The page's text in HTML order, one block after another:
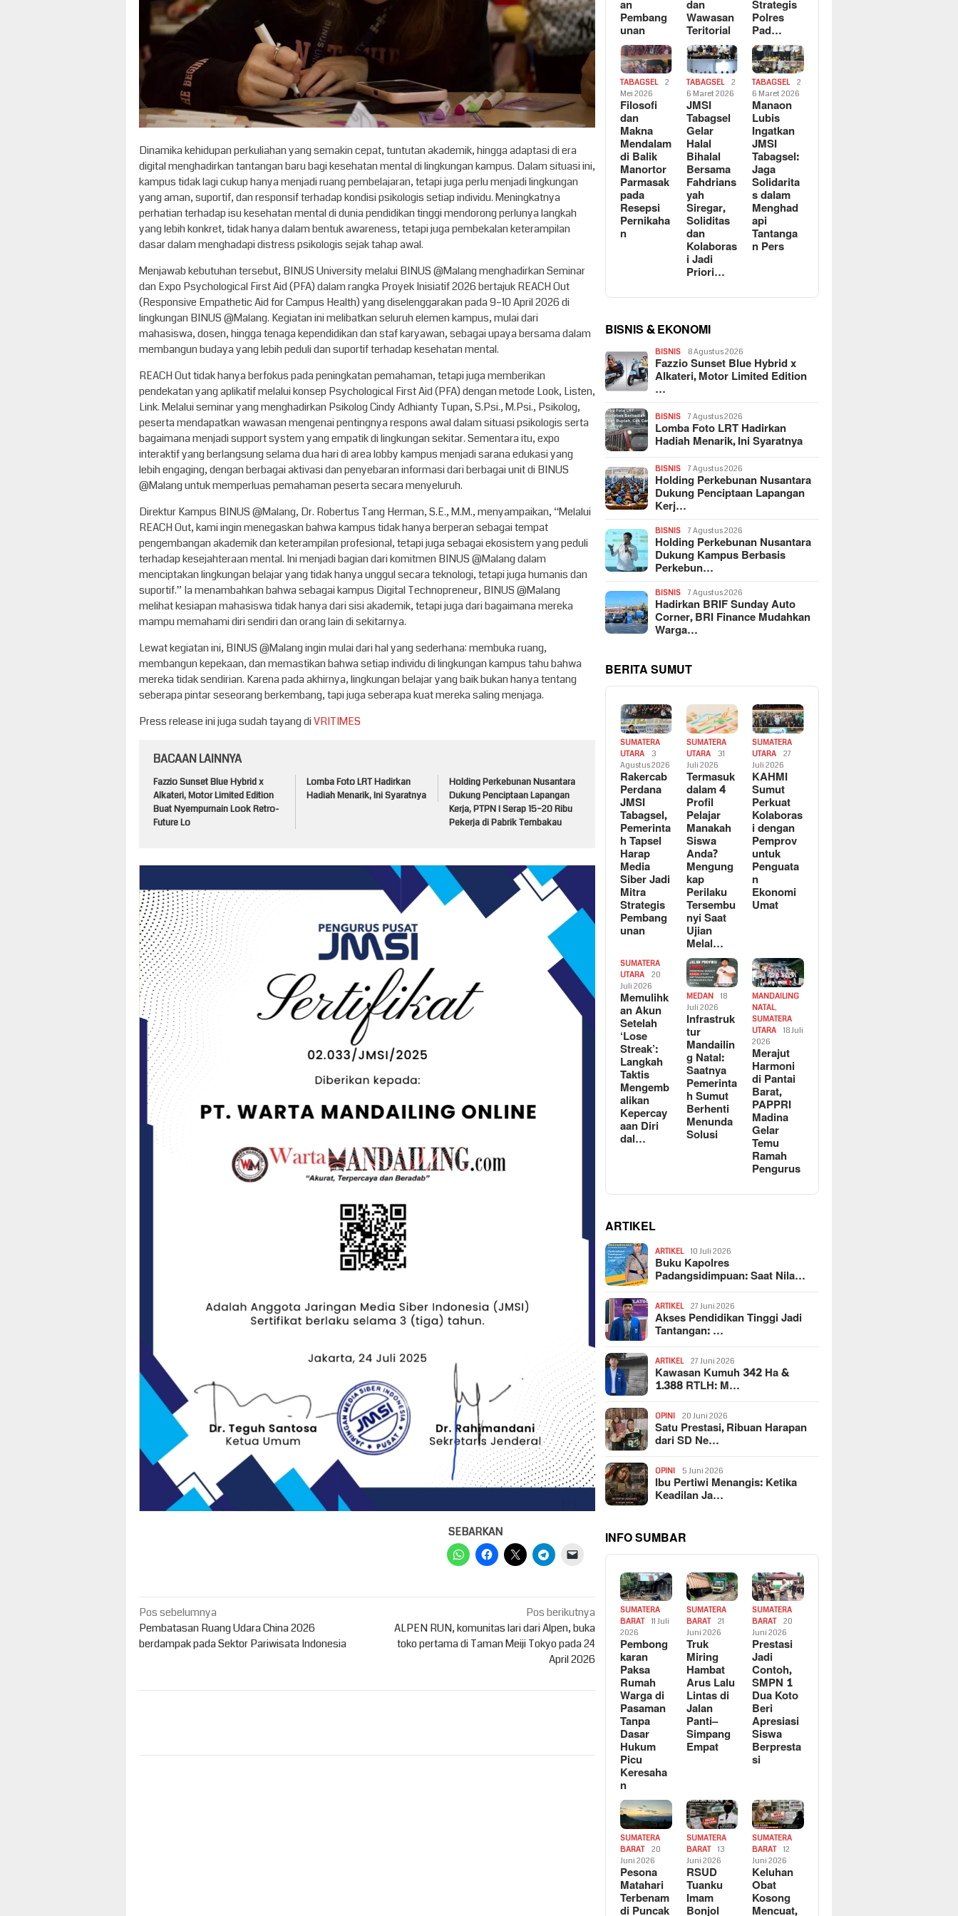
Dinamika kehidupan perkuliahan yang semakin cepat, tuntutan akademik, hingga adaptasi di era
digital menghadirkan tantangan baru bagi kesehatan mental di lingkungan kampus. Dalam situasi ini,
kampus tidak lagi cukup hanya menjadi ruang pembelajaran, tetapi juga perlu menjadi lingkungan
yang aman, suportif, dan responsif terhadap kondisi psikologis setiap individu. Meningkatnya
perhatian terhadap isu kesehatan mental di dunia pendidikan tinggi mendorong perlunya langkah
yang lebih konkret, tidak hanya dalam bentuk awareness, tetapi juga pembekalan keterampilan
dasar dalam menghadapi distress psikologis sejak tahap awal.
Menjawab kebutuhan tersebut, BINUS University melalui BINUS @Malang menghadirkan Seminar
dan Expo Psychological First Aid (PFA) dalam rangka Proyek Inisiatif 2026 bertajuk REACH Out
(Responsive Empathetic Aid for Campus Health) yang diselenggarakan pada 9–10 April 2026 di
lingkungan BINUS @Malang. Kegiatan ini melibatkan seluruh elemen kampus, mulai dari
mahasiswa, dosen, hingga tenaga kependidikan dan staf karyawan, sebagai upaya bersama dalam
membangun budaya yang lebih peduli dan suportif terhadap kesehatan mental.
REACH Out tidak hanya berfokus pada peningkatan pemahaman, tetapi juga memberikan
pendekatan yang aplikatif melalui konsep Psychological First Aid (PFA) dengan metode Look, Listen,
Link. Melalui seminar yang menghadirkan Psikolog Cindy Adhianty Tupan, S.Psi., M.Psi., Psikolog,
peserta mendapatkan wawasan mengenai pentingnya respons awal dalam situasi psikologis serta
bagaimana menjadi support system yang empatik di lingkungan sekitar. Sementara itu, expo
interaktif yang berlangsung selama dua hari di area lobby kampus menjadi sarana edukasi yang
lebih engaging, dengan berbagai aktivasi dan penyebaran informasi dari berbagai unit di BINUS
@Malang untuk memperluas pemahaman peserta secara menyeluruh.
Direktur Kampus BINUS @Malang, Dr. Robertus Tang Herman, S.E., M.M., menyampaikan, “Melalui
REACH Out, kami ingin menegaskan bahwa kampus tidak hanya berperan sebagai tempat
pengembangan akademik dan keterampilan profesional, tetapi juga sebagai ekosistem yang peduli
terhadap kesejahteraan mental. Ini menjadi bagian dari komitmen BINUS @Malang dalam
menciptakan lingkungan belajar yang tidak hanya unggul secara teknologi, tetapi juga humanis dan
suportif.” Ia menambahkan bahwa sebagai kampus Digital Technopreneur, BINUS @Malang
melihat kesiapan mahasiswa tidak hanya dari sisi akademik, tetapi juga dari bagaimana mereka
mampu memahami diri sendiri dan orang lain di sekitarnya.
Lewat kegiatan ini, BINUS @Malang ingin mulai dari hal yang sederhana: membuka ruang,
membangun kepekaan, dan memastikan bahwa setiap individu di lingkungan kampus tahu bahwa
mereka tidak sendirian. Karena pada akhirnya, lingkungan belajar yang baik bukan hanya tentang
seberapa pintar seseorang berkembang, tapi juga seberapa kuat mereka saling menjaga.
Press release ini juga sudah tayang diVRITIMES
BACAAN LAINNYA
Fazzio Sunset Blue Hybrid x
Alkateri, Motor Limited Edition
Buat Nyempurnain Look Retro-
Future Lo
Lomba Foto LRT Hadirkan
Hadiah Menarik, Ini Syaratnya
Holding Perkebunan Nusantara
Dukung Penciptaan Lapangan
Kerja, PTPN I Serap 15–20 Ribu
Pekerja di Pabrik Tembakau
SEBARKAN
Navigasi
pos
Pos sebelumnya
Pembatasan Ruang Udara China 2026
berdampak pada Sektor Pariwisata Indonesia
Pos berikutnya
ALPEN RUN, komunitas lari dari Alpen, buka
toko pertama di Taman Meiji Tokyo pada 24
April 2026
an
Pembang
unan
dan
Wawasan
Teritorial
Strategis
Polres
Pad…
TABAGSEL
2
Mei 2026
Filosofi
dan
Makna
Mendalam
di Balik
Manortor
Parmasak
pada
Resepsi
Pernikaha
n
TABAGSEL
2
6 Maret 2026
JMSI
Tabagsel
Gelar
Halal
Bihalal
Bersama
Fahdrians
yah
Siregar,
Soliditas
dan
Kolaboras
i Jadi
Priori…
TABAGSEL
2
6 Maret 2026
Manaon
Lubis
Ingatkan
JMSI
Tabagsel:
Jaga
Solidarita
s dalam
Menghad
api
Tantanga
n Pers
BISNIS & EKONOMI
BISNIS 8 Agustus 2026
Fazzio Sunset Blue Hybrid x
Alkateri, Motor Limited Edition
…
BISNIS 7 Agustus 2026
Lomba Foto LRT Hadirkan
Hadiah Menarik, Ini Syaratnya
BISNIS 7 Agustus 2026
Holding Perkebunan Nusantara
Dukung Penciptaan Lapangan
Kerj…
BISNIS 7 Agustus 2026
Holding Perkebunan Nusantara
Dukung Kampus Berbasis
Perkebun…
BISNIS 7 Agustus 2026
Hadirkan BRIF Sunday Auto
Corner, BRI Finance Mudahkan
Warga…
BERITA SUMUT
SUMATERA
UTARA
3
Agustus 2026
Rakercab
Perdana
JMSI
Tabagsel,
Pemerinta
h Tapsel
Harap
Media
Siber Jadi
Mitra
Strategis
Pembang
unan
SUMATERA
UTARA
31
Juli 2026
Termasuk
dalam 4
Profil
Pelajar
Manakah
Siswa
Anda?
Mengung
kap
Perilaku
Tersembu
nyi Saat
Ujian
Melal…
SUMATERA
UTARA
27
Juli 2026
KAHMI
Sumut
Perkuat
Kolaboras
i dengan
Pemprov
untuk
Penguata
n
Ekonomi
Umat
SUMATERA
UTARA
20
Juli 2026
Memulihk
an Akun
Setelah
‘Lose
Streak’:
Langkah
Taktis
Mengemb
alikan
Kepercay
aan Diri
dal…
MEDAN
18
Juli 2026
Infrastruk
tur
Mandailin
g Natal:
Saatnya
Pemerinta
h Sumut
Berhenti
Menunda
Solusi
MANDAILING
NATAL,
SUMATERA
UTARA
18 Juli
2026
Merajut
Harmoni
di Pantai
Barat,
PAPPRI
Madina
Gelar
Temu
Ramah
Pengurus
ARTIKEL
ARTIKEL 10 Juli 2026
Buku Kapolres
Padangsidimpuan: Saat Nila…
ARTIKEL 27 Juni 2026
Akses Pendidikan Tinggi Jadi
Tantangan: …
ARTIKEL 27 Juni 2026
Kawasan Kumuh 342 Ha &
1.388 RTLH: M…
OPINI 20 Juni 2026
Satu Prestasi, Ribuan Harapan
dari SD Ne…
OPINI 5 Juni 2026
Ibu Pertiwi Menangis: Ketika
Keadilan Ja…
INFO SUMBAR
SUMATERA
BARAT
11 Juli
2026
Pembong
karan
Paksa
Rumah
Warga di
Pasaman
Tanpa
Dasar
Hukum
Picu
Keresaha
n
SUMATERA
BARAT
21
Juni 2026
Truk
Miring
Hambat
Arus Lalu
Lintas di
Jalan
Panti–
Simpang
Empat
SUMATERA
BARAT
20
Juni 2026
Prestasi
Jadi
Contoh,
SMPN 1
Dua Koto
Beri
Apresiasi
Siswa
Berpresta
si
SUMATERA
BARAT
20
Juni 2026
Pesona
Matahari
Terbenam
di Puncak
SUMATERA
BARAT
13
Juni 2026
RSUD
Tuanku
Imam
Bonjol
SUMATERA
BARAT
12
Juni 2026
Keluhan
Obat
Kosong
Mencuat,